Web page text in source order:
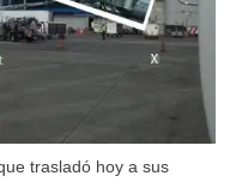
trasladó hoy a sus
X
X